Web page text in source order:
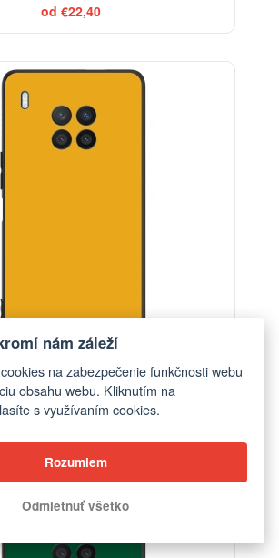
od €22,40
pre Honor 50 Lite - Sun
od €22,40
nám záleží
na zabezpečenie funkčnosti webu
obsahu webu. Kliknutím na
s využívaním cookies.
Rozumiem
Odmietnuť všetko